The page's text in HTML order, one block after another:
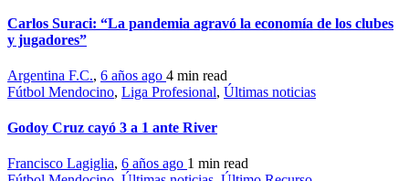
Carlos Suraci: “La pandemia agravó la economía de los clubes
y jugadores”
Argentina F.C., 6 años ago 4 min read
Fútbol Mendocino, Liga Profesional, Últimas noticias
Godoy Cruz cayó 3 a 1 ante River
Francisco Lagiglia, 6 años ago 1 min read